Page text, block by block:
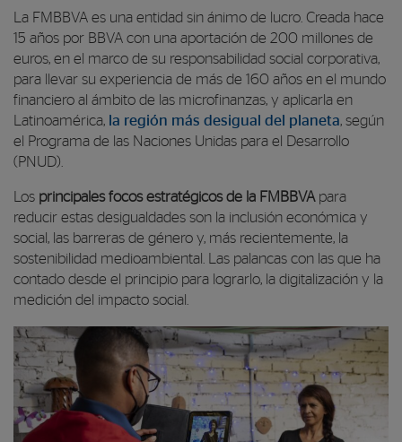
La FMBBVA es una entidad sin ánimo de lucro. Creada hace
15 años por BBVA con una aportación de 200 millones de
euros, en el marco de su responsabilidad social corporativa,
para llevar su experiencia de más de 160 años en el mundo
financiero al ámbito de las microfinanzas, y aplicarla en
Latinoamérica, la región más desigual del planeta, según
el Programa de las Naciones Unidas para el Desarrollo
(PNUD).
Los principales focos estratégicos de la FMBBVApara
reducir estas desigualdades son la inclusión económica y
social, las barreras de género y, más recientemente, la
sostenibilidad medioambiental. Las palancas con las que ha
contado desde el principio para lograrlo, la digitalización y la
medición del impacto social.